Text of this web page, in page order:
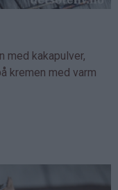
med kakapulver,
kremen med varm